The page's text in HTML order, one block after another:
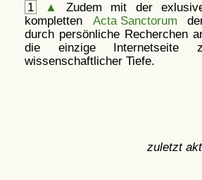
1 ▲
Zudem mit der
kompletten Acta Sanctorum
durch persönliche Recherchen
die einzige Internetseite
wissenschaftlicher Tiefe.
zuletzt